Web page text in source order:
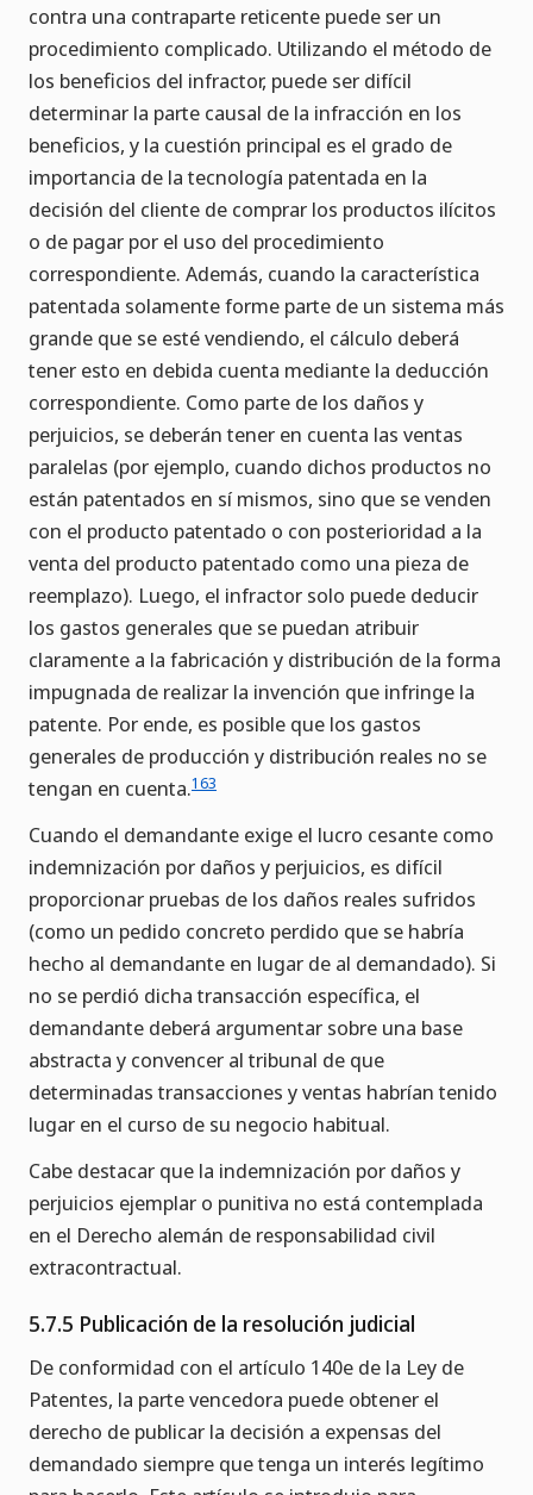
contra una contraparte reticente puede ser un
procedimiento complicado. Utilizando el método de
los beneficios del infractor, puede ser difícil
determinar la parte causal de la infracción en los
beneficios, y la cuestión principal es el grado de
importancia de la tecnología patentada en la
decisión del cliente de comprar los productos ilícitos
o de pagar por el uso del procedimiento
correspondiente. Además, cuando la característica
patentada solamente forme parte de un sistema más
grande que se esté vendiendo, el cálculo deberá
tener esto en debida cuenta mediante la deducción
correspondiente. Como parte de los daños y
perjuicios, se deberán tener en cuenta las ventas
paralelas (por ejemplo, cuando dichos productos no
están patentados en sí mismos, sino que se venden
con el producto patentado o con posterioridad a la
venta del producto patentado como una pieza de
reemplazo). Luego, el infractor solo puede deducir
los gastos generales que se puedan atribuir
claramente a la fabricación y distribución de la forma
impugnada de realizar la invención que infringe la
patente. Por ende, es posible que los gastos
generales de producción y distribución reales no se
tengan en cuenta.163
Cuando el demandante exige el lucro cesante como
indemnización por daños y perjuicios, es difícil
proporcionar pruebas de los daños reales sufridos
(como un pedido concreto perdido que se habría
hecho al demandante en lugar de al demandado). Si
no se perdió dicha transacción específica, el
demandante deberá argumentar sobre una base
abstracta y convencer al tribunal de que
determinadas transacciones y ventas habrían tenido
lugar en el curso de su negocio habitual.
Cabe destacar que la indemnización por daños y
perjuicios ejemplar o punitiva no está contemplada
en el Derecho alemán de responsabilidad civil
extracontractual.
5.7.5 Publicación de la resolución judicial
De conformidad con el artículo 140e de la Ley de
Patentes, la parte vencedora puede obtener el
derecho de publicar la decisión a expensas del
demandado siempre que tenga un interés legítimo